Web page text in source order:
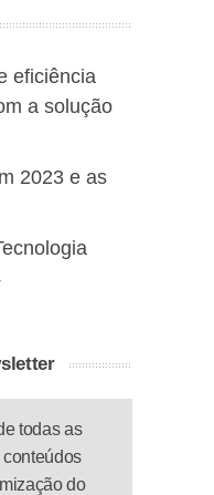
eficiência
a solução
2023 e as
todas as
do